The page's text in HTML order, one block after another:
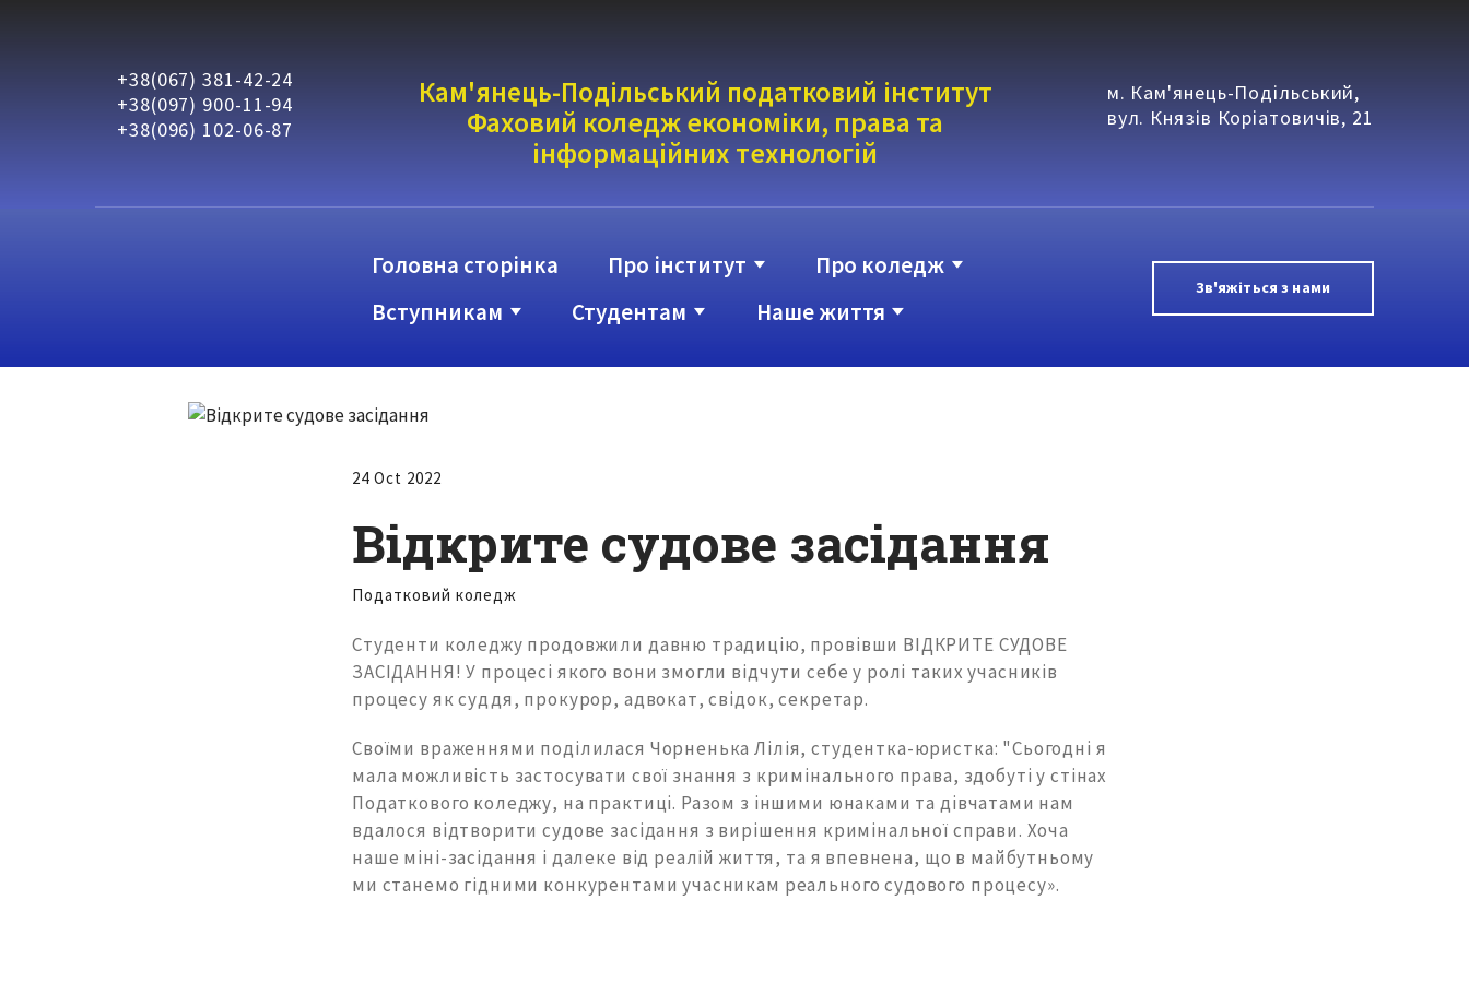
+38(067) 381-42-24
+38(097) 900-11-94
+38(096) 102-06-87
Кам'янець-Подільський податковий інститут
Фаховий коледж економіки, права та
інформаційних технологій
м. Кам'янець-Подільський,
вул. Князів Коріатовичів, 21
Головна сторінка Про інститут
Про коледж
Вступникам
Студентам Наше життя
Зв'яжіться з нами
24 Oct 2022
Відкрите судове засідання
Податковий коледж
Студенти коледжу продовжили давню традицію, провівши ВІДКРИТЕ СУДОВЕ
ЗАСІДАННЯ! У процесі якого вони змогли відчути себе у ролі таких учасників
процесу як суддя, прокурор, адвокат, свідок, секретар.
Своїми враженнями поділилася Чорненька Лілія, студентка-юристка: "Сьогодні я
мала можливість застосувати свої знання з кримінального права, здобуті у стінах
Податкового коледжу, на практиці. Разом з іншими юнаками та дівчатами нам
вдалося відтворити судове засідання з вирішення кримінальної справи. Хоча
наше міні-засідання і далеке від реалій життя, та я впевнена, що в майбутньому
ми станемо гідними конкурентами учасникам реального судового процесу».